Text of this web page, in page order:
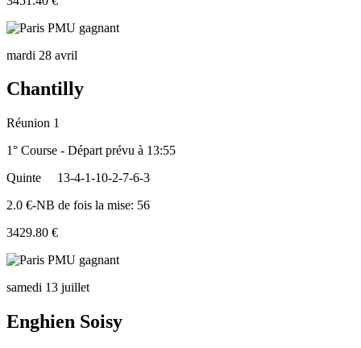
mardi 28 avril
Chantilly
Réunion 1
1° Course - Départ prévu à 13:55
Quinte
13-4-1-10-2-7-6-3
2.0 €-NB de fois la mise: 56
3429.80 €
samedi 13 juillet
Enghien Soisy